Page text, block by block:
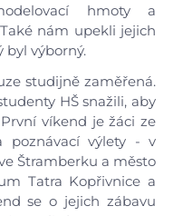
hmoty a
nám upekli jejich
byl výborný.
studijně zaměřená.
HŠ snažili, aby
víkend je žáci ze
poznávací výlety - v
Štramberku a město
Tatra Kopřivnice a
se o jejich zábavu